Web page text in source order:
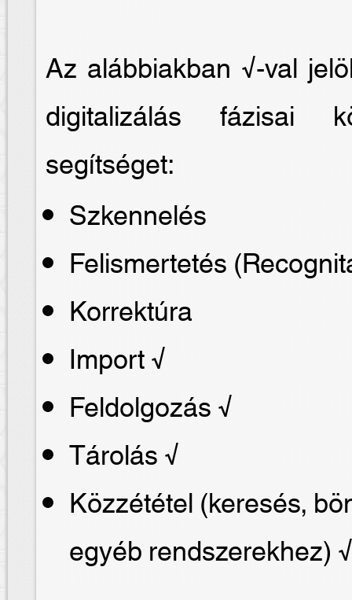
Az alábbiakban √-val
digitalizálás fázisai
segítséget:
Szkennelés
Felismertetés
Korrektúra
Import √
Feldolgozás √
Tárolás √
Közzététel (keresés,
egyéb rendszerekhez) √